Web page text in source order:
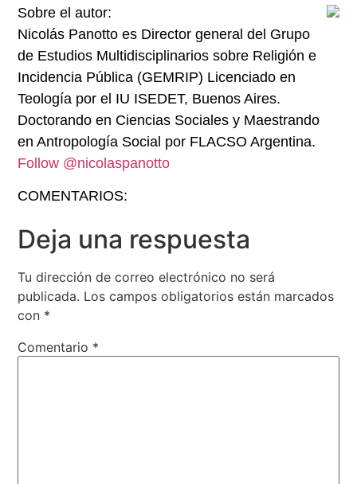
Sobre el autor:
Nicolás Panotto es Director general del Grupo
de Estudios Multidisciplinarios sobre Religión e
Incidencia Pública (GEMRIP) Licenciado en
Teología por el IU ISEDET, Buenos Aires.
Doctorando en Ciencias Sociales y Maestrando
en Antropología Social por FLACSO Argentina.
Follow @nicolaspanotto
COMENTARIOS:
Deja una respuesta
Tu dirección de correo electrónico no será
publicada. Los campos obligatorios están marcados
con *
Comentario *